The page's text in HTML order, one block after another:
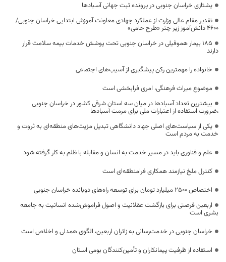
یشتازی خراسان جنوبی در پرونده ثبت جهانی آسبادها
تقدیر مقام عالی وزارت از عملکرد جهادی معاونت آموزش ابتدایی خراسان جنوبی/
۴۶۰۰ دانش‌آموز زیر چتر «طرح حامی»
۱۸۵ بیمار هموفیلی در خراسان جنوبی تحت پوشش خدمات بیمه سلامت قرار
دارند
خانواده را مهمترین رکن پیشگیری از آسیب‌های اجتماعی
موضوع میراث فرهنگی، امری فرابخشی است
بیشترین تعداد آسبادها در میان سه استان شرقی کشور در خراسان جنوبی
،ضرورت استفاده از اعتبارات ملی برای مرمت آسبادها
یکی از سیاست‌های اصلی جهاد دانشگاهی تبدیل مزیت‌های منطقه‌ای به ثروت و
خدمت به مردم است
علم و فناوری باید در مسیر خدمت به انسان و مقابله با ظلم به کار گرفته شود
کنترل ملخ نیازمند همکاری فرامنطقه‌ای است
اختصاص 2500 میلیارد تومان برای توسعه راه‌های دوبانده خراسان جنوبی
اربعین فرصتی برای بازگشت عقلانیت و اصول فراموش‌شده انسانیت به جامعه
بشری است
خراسان جنوبی در خدمت‌رسانی به زائران اربعین، الگوی همدلی و اخلاص است
استفاده از ظرفیت پیمانکاران و تأمین‌کنندگان بومی استان